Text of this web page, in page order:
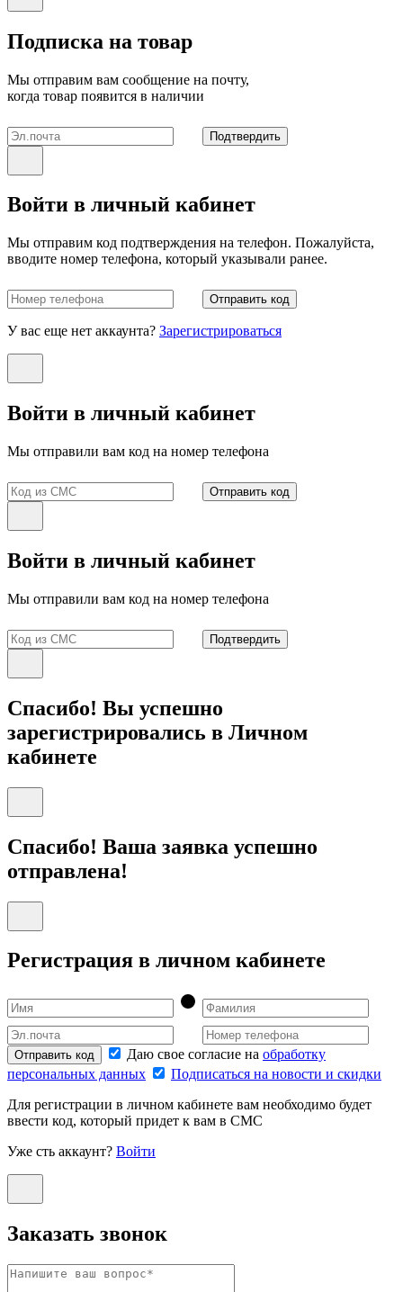
Подписка на товар
Мы отправим вам сообщение на почту,
когда товар появится в наличии
Подтвердить
Войти в личный кабинет
Мы отправим код подтверждения на телефон. Пожалуйста,
вводите номер телефона, который указывали ранее.
Отправить код
У вас еще нет аккаунта? Зарегистрироваться
Войти в личный кабинет
Мы отправили вам код на номер телефона
Отправить код
Войти в личный кабинет
Мы отправили вам код на номер телефона
Подтвердить
Спасибо! Вы успешно
зарегистрировались в Личном
кабинете
Спасибо! Ваша заявка успешно
отправлена!
Регистрация в личном кабинете
Отправить код Даю свое согласие на обработку
персональных данных
Подписаться на новости и скидки
Для регистрации в личном кабинете вам необходимо будет
ввести код, который придет к вам в СМС
Уже сть аккаунт? Войти
Заказать звонок